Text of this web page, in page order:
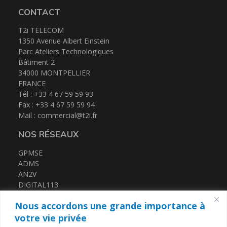
Nous accordons une grande importance à
votre vie privée
CONTACT
T2i TELECOM
1350 Avenue Albert Einstein
Parc Ateliers Technologiques
Bâtiment 2
34000 MONTPELLIER
FRANCE
Tél : +33 4 67 59 59 93
Fax : +33 4 67 59 59 94
Mail : commercial@t2i.fr
NOS RÉSEAUX
GPMSE
ADMS
AN2V
DIGITAL113
CERTIFICATIONS